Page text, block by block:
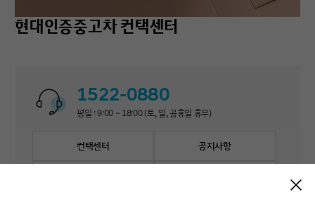
현대인증중고차 컨택센터
1522-0880
평일 : 9:00 ~ 18:00 (토, 일, 공휴일 휴무)
컨택센터 공지사항